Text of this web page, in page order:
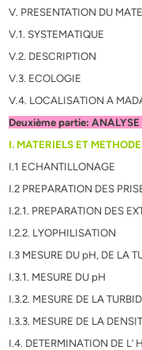
V. PRESENTATION DU
V.1. SYSTEMATIQUE
V.2. DESCRIPTION
V.3. ECOLOGIE
V.4. LOCALISATION A
Deuxième partie: ANALYSE
I. MATERIELS ET
I.1 ECHANTILLONAGE
I.2 PREPARATION DES
I.2.1. PREPARATION DES
I.2.2. LYOPHILISATION
I.3 MESURE DU pH, DE LA
I.3.1. MESURE DU pH
I.3.2. MESURE DE LA
I.3.3. MESURE DE LA
I.4. DETERMINATION DE L’